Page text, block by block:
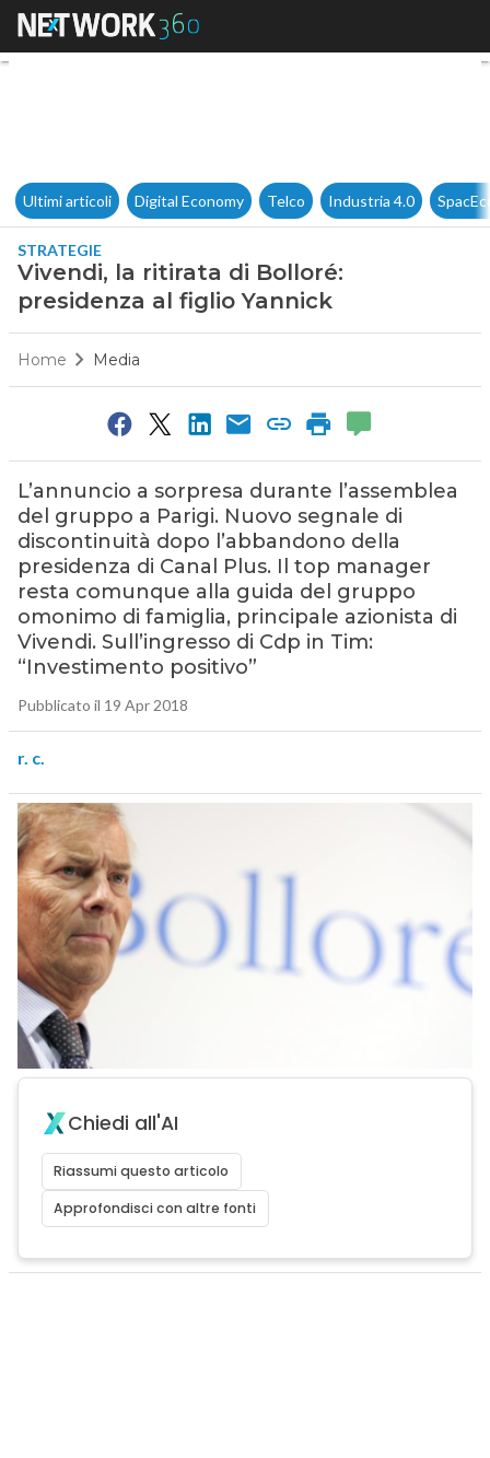
Vivendi, la ritirata di Bolloré:
Ultimi articoli Digital Economy Telco Industria 4.0
STRATEGIE
Vivendi, la ritirata di Bolloré:
presidenza al figlio Yannick
Home Media
L’annuncio a sorpresa durante l’assemblea
del gruppo a Parigi. Nuovo segnale di
discontinuità dopo l’abbandono della
presidenza di Canal Plus. Il top manager
resta comunque alla guida del gruppo
omonimo di famiglia, principale azionista di
Vivendi. Sull’ingresso di Cdp in Tim:
“Investimento positivo”
Pubblicato il 19 Apr 2018
r. c.
Chiedi all'AI
Riassumi questo articolo
Approfondisci con altre fonti